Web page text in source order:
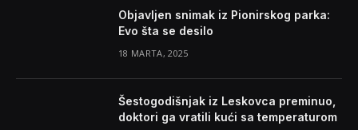
Objavljen snimak iz Pionirskog parka:
Evo šta se desilo
18 MARTA, 2025
Šestogodišnjak iz Leskovca preminuo,
doktori ga vratili kući sa temperaturom